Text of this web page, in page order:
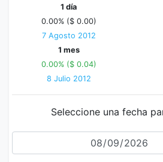
1 día
0.00% ($ 0.00)
7 Agosto 2012
1 mes
0.00% ($ 0.04)
8 Julio 2012
Seleccione una fecha
Fecha